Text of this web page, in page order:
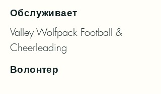
Обслуживает
Valley Wolfpack Football &
Cheerleading
Волонтер